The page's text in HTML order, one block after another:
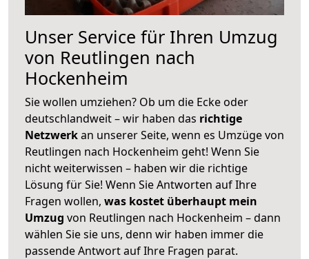
Unser Service für Ihren Umzug
von Reutlingen nach
Hockenheim
Sie wollen umziehen? Ob um die Ecke oder
deutschlandweit – wir haben das richtige
Netzwerkan unserer Seite, wenn es Umzüge von
Reutlingen nach Hockenheim geht! Wenn Sie
nicht weiterwissen – haben wir die richtige
Lösung für Sie! Wenn Sie Antworten auf Ihre
Fragen wollen, was kostet überhaupt mein
Umzug von Reutlingen nach Hockenheim – dann
wählen Sie sie uns, denn wir haben immer die
passende Antwort auf Ihre Fragen parat.